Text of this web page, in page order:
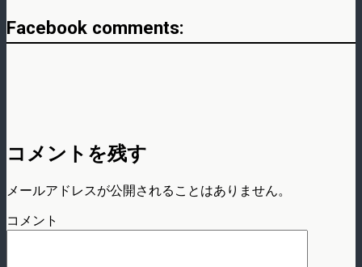
Facebook comments:
コメントを残す
メールアドレスが公開されることはありません。
コメント